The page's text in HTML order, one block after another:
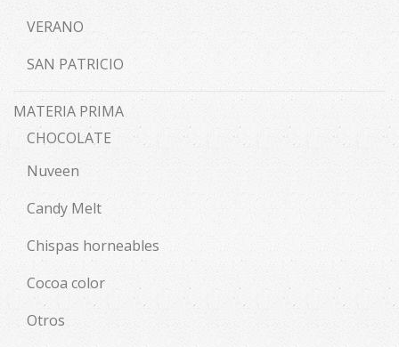
VERANO
SAN PATRICIO
MATERIA PRIMA
CHOCOLATE
Nuveen
Candy Melt
Chispas horneables
Cocoa color
Otros